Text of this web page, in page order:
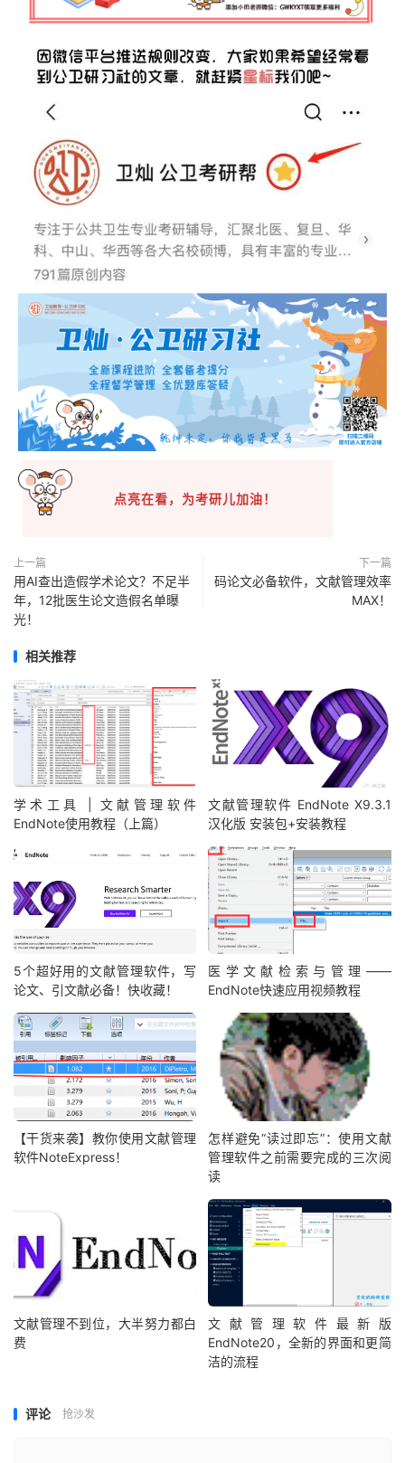
点亮在看，为考研儿加油！
上一篇
用AI查出造假学术论文？不足半
年，12批医生论文造假名单曝
光！
下一篇
码论文必备软件，文献管理效率
MAX！
相关推荐
学术工具 | 文献管理软件
EndNote使用教程（上篇）
文献管理软件 EndNote X9.3.1
汉化版 安装包+安装教程
5个超好用的文献管理软件，写
论文、引文献必备！快收藏！
医学文献检索与管理——
EndNote快速应用视频教程
【干货来袭】教你使用文献管理
软件NoteExpress！
怎样避免“读过即忘”：使用文献
管理软件之前需要完成的三次阅
读
文献管理不到位，大半努力都白
费
文献管理软件最新版
EndNote20，全新的界面和更简
洁的流程
评论 抢沙发